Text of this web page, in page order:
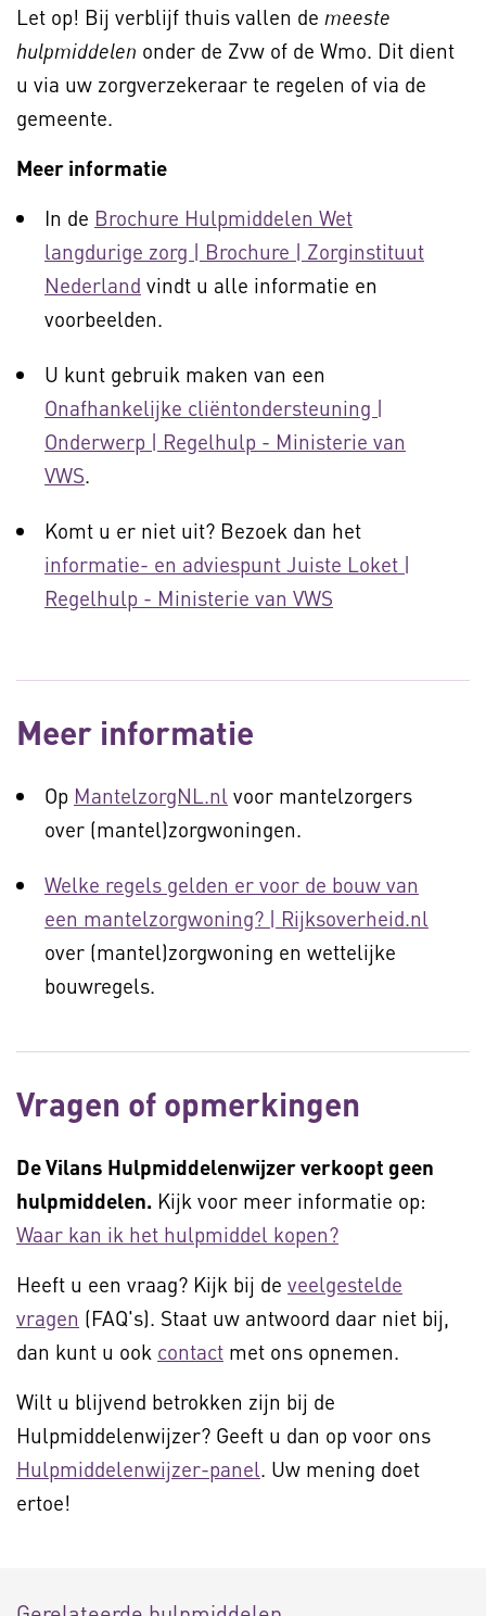
Let op! Bij verblijf thuis vallen de meeste
hulpmiddelen onder de Zvw of de Wmo. Dit dient
u via uw zorgverzekeraar te regelen of via de
gemeente.
Meer informatie
In de Brochure Hulpmiddelen Wet
langdurige zorg | Brochure | Zorginstituut
Nederland vindt u alle informatie en
voorbeelden.
U kunt gebruik maken van een
Onafhankelijke cliëntondersteuning |
Onderwerp | Regelhulp - Ministerie van
VWS.
Komt u er niet uit? Bezoek dan het
informatie- en adviespunt Juiste Loket |
Regelhulp - Ministerie van VWS
Meer informatie
Op MantelzorgNL.nl voor mantelzorgers
over (mantel)zorgwoningen.
Welke regels gelden er voor de bouw van
een mantelzorgwoning? | Rijksoverheid.nl
over (mantel)zorgwoning en wettelijke
bouwregels.
Vragen of opmerkingen
De Vilans Hulpmiddelenwijzer verkoopt geen
hulpmiddelen. Kijk voor meer informatie op:
Waar kan ik het hulpmiddel kopen?
Heeft u een vraag? Kijk bij de veelgestelde
vragen (FAQ's). Staat uw antwoord daar niet bij,
dan kunt u ook contact met ons opnemen.
Wilt u blijvend betrokken zijn bij de
Hulpmiddelenwijzer? Geeft u dan op voor ons
Hulpmiddelenwijzer-panel. Uw mening doet
ertoe!